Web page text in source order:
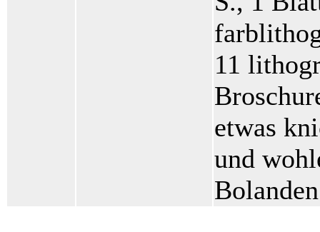
11
etwas
und